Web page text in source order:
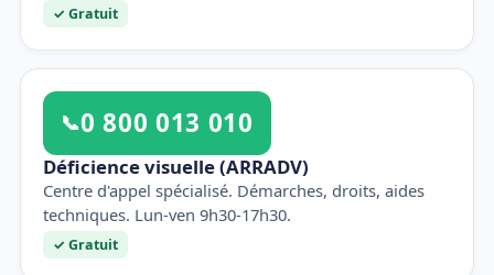
✓ Gratuit
📞0 800 013 010
Déficience visuelle (ARRADV)
Centre d'appel spécialisé. Démarches, droits, aides
techniques. Lun-ven 9h30-17h30.
✓ Gratuit